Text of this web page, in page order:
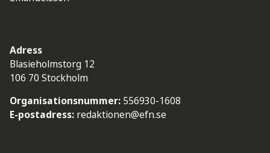
Adress
Blasieholmstorg 12
106 70 Stockholm
Organisationsnummer: 556930-1608
E-postadress: redaktionen@efn.se